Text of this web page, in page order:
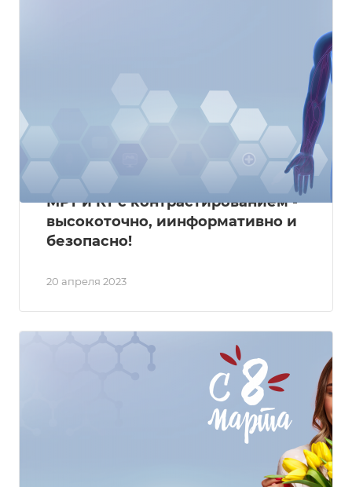
20 апреля 2023
МРТ и КТ с контрастированием -
высокоточно, иинформативно и
безопасно!